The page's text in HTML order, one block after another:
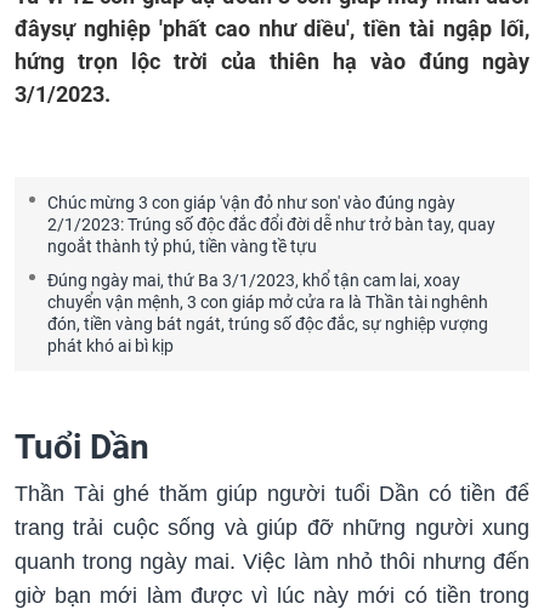
đâysự nghiệp 'phất cao như diều', tiền tài ngập lối,
hứng trọn lộc trời của thiên hạ vào đúng ngày
3/1/2023.
Chúc mừng 3 con giáp 'vận đỏ như son' vào đúng ngày
2/1/2023: Trúng số độc đắc đổi đời dễ như trở bàn tay, quay
ngoắt thành tỷ phú, tiền vàng tề tựu
Đúng ngày mai, thứ Ba 3/1/2023, khổ tận cam lai, xoay
chuyển vận mệnh, 3 con giáp mở cửa ra là Thần tài nghênh
đón, tiền vàng bát ngát, trúng số độc đắc, sự nghiệp vượng
phát khó ai bì kịp
Tuổi Dần
Thần Tài ghé thăm giúp người tuổi Dần có tiền để
trang trải cuộc sống và giúp đỡ những người xung
quanh trong ngày mai. Việc làm nhỏ thôi nhưng đến
giờ bạn mới làm được vì lúc này mới có tiền trong